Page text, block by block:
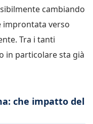
cambiando
improntata verso
Tra i tanti
in particolare sta già
che impatto del